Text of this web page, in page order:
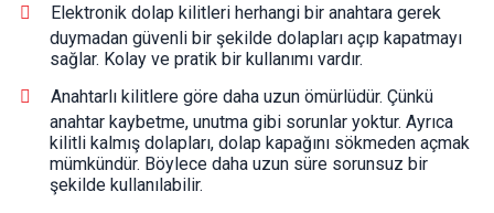
Elektronik dolap kilitleri herhangi bir anahtara gerek
duymadan güvenli bir şekilde dolapları açıp kapatmayı
sağlar. Kolay ve pratik bir kullanımı vardır.
Anahtarlı kilitlere göre daha uzun ömürlüdür. Çünkü
anahtar kaybetme, unutma gibi sorunlar yoktur. Ayrıca
kilitli kalmış dolapları, dolap kapağını sökmeden açmak
mümkündür. Böylece daha uzun süre sorunsuz bir
şekilde kullanılabilir.